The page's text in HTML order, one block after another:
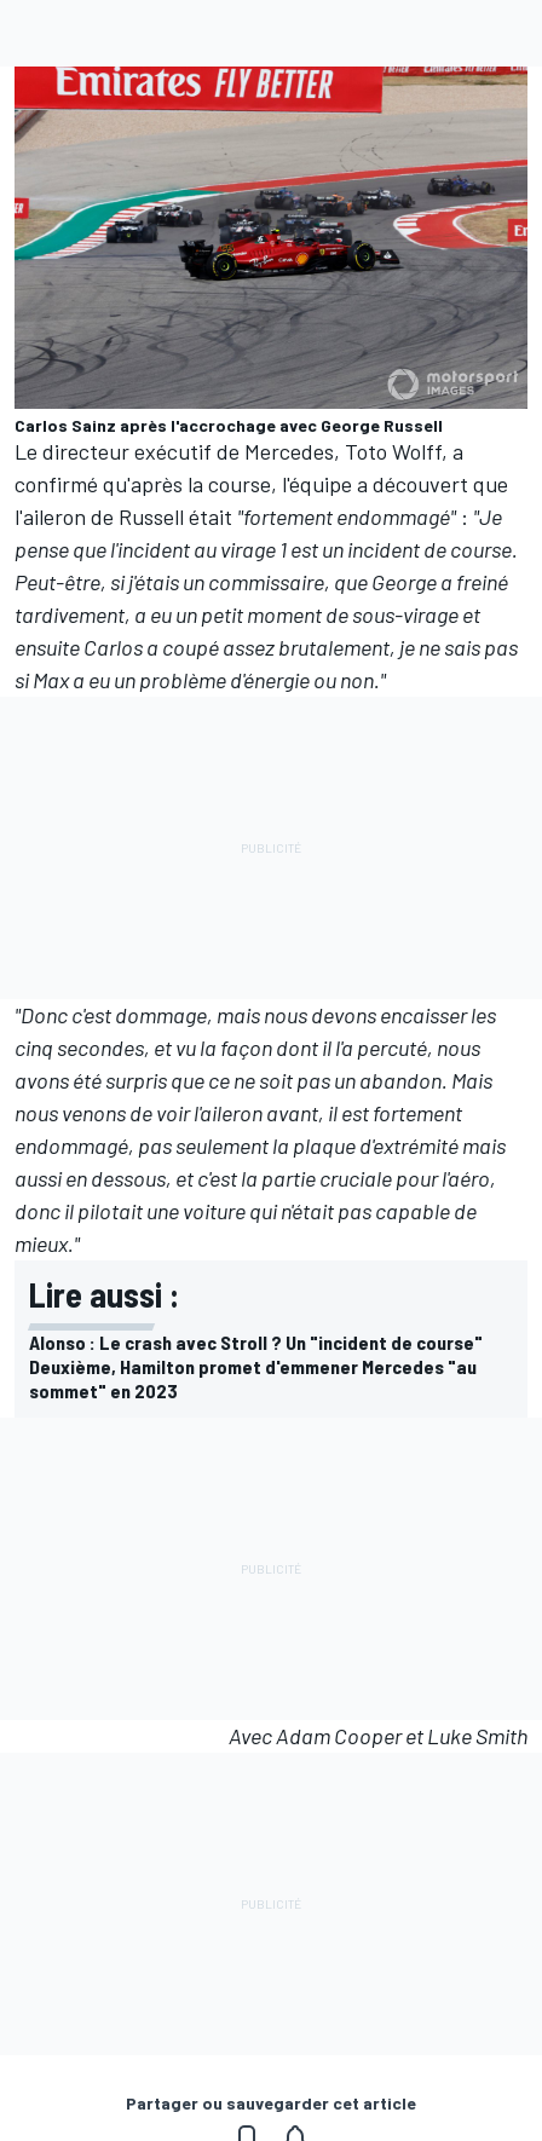
Carlos Sainz après l'accrochage avec George Russell
Le directeur exécutif de Mercedes, Toto Wolff, a
confirmé qu'après la course, l'équipe a découvert que
l'aileron de Russell était "fortement endommagé": "Je
pense que l'incident au virage 1 est un incident de course.
Peut-être, si j'étais un commissaire, que George a freiné
tardivement, a eu un petit moment de sous-virage et
ensuite Carlos a coupé assez brutalement, je ne sais pas
si Max a eu un problème d'énergie ou non."
"Donc c'est dommage, mais nous devons encaisser les
cinq secondes, et vu la façon dont il l'a percuté, nous
avons été surpris que ce ne soit pas un abandon. Mais
nous venons de voir l'aileron avant, il est fortement
endommagé, pas seulement la plaque d'extrémité mais
aussi en dessous, et c'est la partie cruciale pour l'aéro,
donc il pilotait une voiture qui n'était pas capable de
mieux."
Lire aussi :
Alonso : Le crash avec Stroll ? Un "incident de course"
Deuxième, Hamilton promet d'emmener Mercedes "au
sommet" en 2023
Avec Adam Cooper et Luke Smith
Partager ou sauvegarder cet article